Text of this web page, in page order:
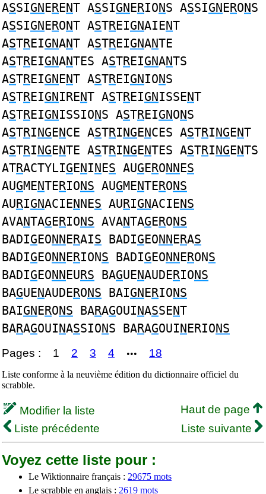
ASSIGNERENT ASSIGNERIONS ASSIGNERONS
ASSIGNERONT ASTREIGNAIENT
ASTREIGNANT ASTREIGNANTE
ASTREIGNANTES ASTREIGNANTS
ASTREIGNENT ASTREIGNIONS
ASTREIGNIRENT ASTREIGNISSENT
ASTREIGNISSIONS ASTREIGNONS
ASTRINGENCE ASTRINGENCES ASTRINGENT
ASTRINGENTE ASTRINGENTES ASTRINGENTS
ATRACTYLIGENINES AUGERONNES
AUGMENTERIONS AUGMENTERONS
AURIGNACIENNES AURIGNACIENS
AVANTAGERIONS AVANTAGERONS
BADIGEONNERAIS BADIGEONNERAS
BADIGEONNERIONS BADIGEONNERONS
BADIGEONNEURS BAGUENAUDERIONS
BAGUENAUDERONS BAIGNERIONS
BAIGNERONS BARAGOUINASSENT
BARAGOUINASSIONS BARAGOUINERIONS
Pages : 1 2 3 4 ••• 18
Liste conforme à la neuvième édition du dictionnaire officiel du
scrabble.
Modifier la liste
Haut de page
Liste précédente
Liste suivante
Voyez cette liste pour :
Le Wiktionnaire français : 29675 mots
Le scrabble en anglais : 2619 mots